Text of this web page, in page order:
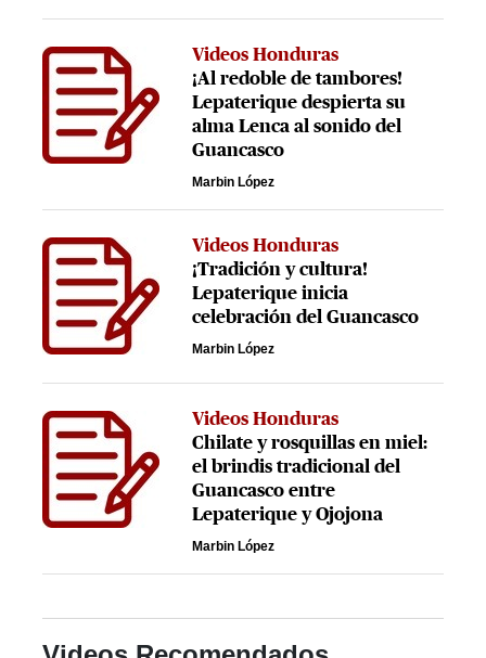
Videos Honduras
¡Al redoble de tambores!
Lepaterique despierta su
alma Lenca al sonido del
Guancasco
Marbin López
Videos Honduras
¡Tradición y cultura!
Lepaterique inicia
celebración del Guancasco
Marbin López
Videos Honduras
Chilate y rosquillas en miel:
el brindis tradicional del
Guancasco entre
Lepaterique y Ojojona
Marbin López